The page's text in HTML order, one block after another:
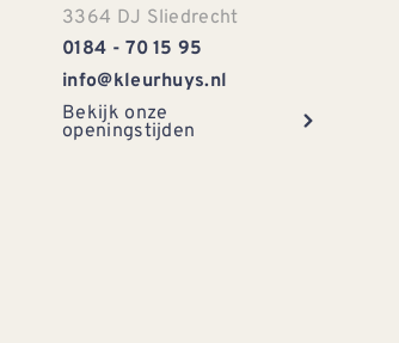
3364 DJ Sliedrecht
0184 - 70 15 95
info@kleurhuys.nl
Bekijk onze
openingstijden